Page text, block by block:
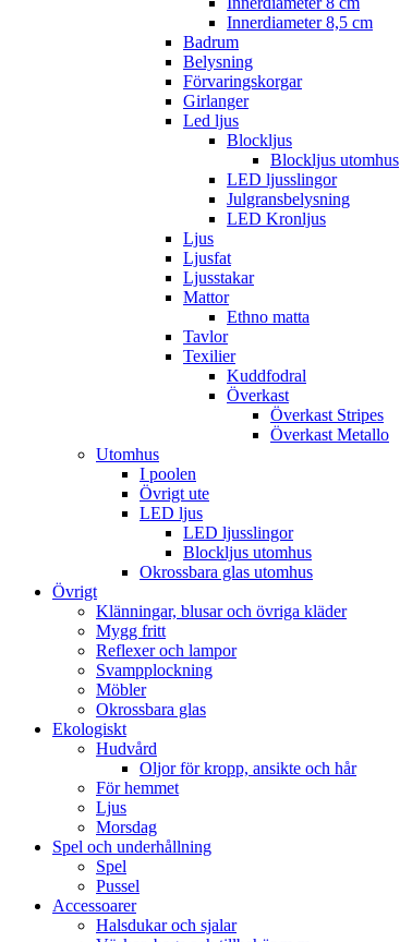
Innerdiameter 8,5 cm
Badrum
Belysning
Förvaringskorgar
Girlanger
Led ljus
Blockljus
Blockljus utomhus
LED ljusslingor
Julgransbelysning
LED Kronljus
Ljus
Ljusfat
Ljusstakar
Mattor
Ethno matta
Tavlor
Texilier
Kuddfodral
Överkast
Överkast Stripes
Överkast Metallo
Utomhus
I poolen
Övrigt ute
LED ljus
LED ljusslingor
Blockljus utomhus
Okrossbara glas utomhus
Övrigt
Klänningar, blusar och övriga kläder
Mygg fritt
Reflexer och lampor
Svampplockning
Möbler
Okrossbara glas
Ekologiskt
Hudvård
Oljor för kropp, ansikte och hår
För hemmet
Ljus
Morsdag
Spel och underhållning
Spel
Pussel
Accessoarer
Halsdukar och sjalar